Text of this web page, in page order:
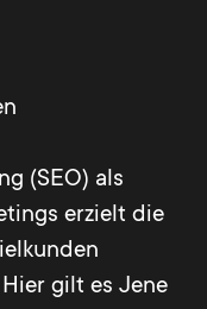
(SEO) als
erzielt die
gilt es Jene